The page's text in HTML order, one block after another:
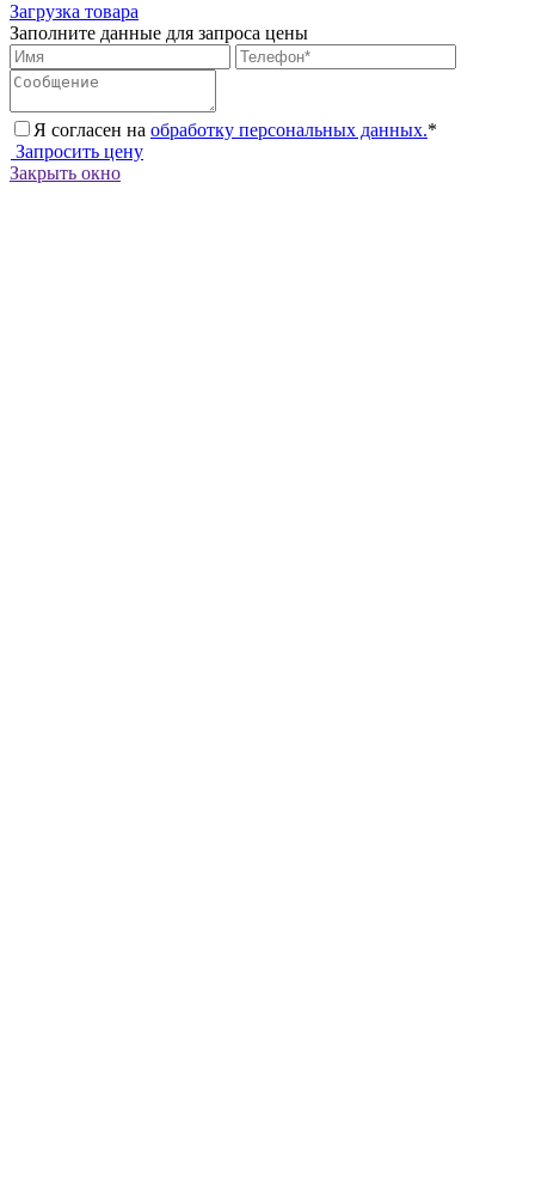
Загрузка товара
Заполните данные для запроса цены
Я согласен на обработку персональных данных.*
Запросить цену
Закрыть окно